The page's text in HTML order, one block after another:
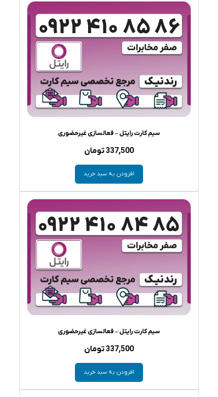
سیم کارت رایتل – فعالسازی غیرحضوری
337,500 تومان
افزودن به سبد خرید
سیم کارت رایتل – فعالسازی غیرحضوری
337,500 تومان
افزودن به سبد خرید